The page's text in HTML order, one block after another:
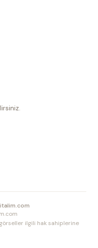
ilgili hak sahiplerine